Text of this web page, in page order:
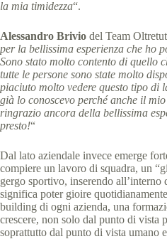
la mia timidezza“.
Alessandro Brivio del Team
per la bellissima esperienza che ho
Sono stato molto contento di quello
tutte le persone sono state molto
piaciuto molto vedere questo tipo di
già lo conoscevo perché anche il
ringrazio ancora della bellissima
presto!“
Dal lato aziendale invece emerge
compiere un lavoro di squadra, un
gergo sportivo, inserendo all’interno
significa poter gioire
building di ogni azienda, una
crescere, non solo dal punto di vista
soprattutto dal punto di vista umano